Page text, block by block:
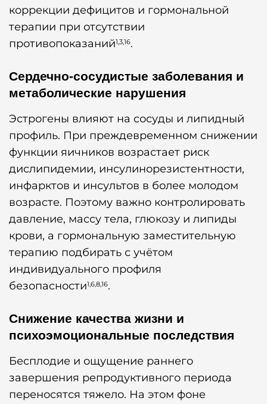
коррекции дефицитов и гормональной
терапии при отсутствии
противопоказаний1,3,16.
Сердечно-сосудистые заболевания и
метаболические нарушения
Эстрогены влияют на сосуды и липидный
профиль. При преждевременном снижении
функции яичников возрастает риск
дислипидемии, инсулинорезистентности,
инфарктов и инсультов в более молодом
возрасте. Поэтому важно контролировать
давление, массу тела, глюкозу и липиды
крови, а гормональную заместительную
терапию подбирать с учётом
индивидуального профиля
безопасности1,6,8,16.
Снижение качества жизни и
психоэмоциональные последствия
Бесплодие и ощущение раннего
завершения репродуктивного периода
переносятся тяжело. На этом фоне